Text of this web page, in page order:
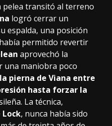
pelea transitó al terreno
logró cerrar un
espalda, una posición
permitido revertir
aprovechó la
una maniobra poco
pierna de Viana entre
hasta forzar la
La técnica,
Lock, nunca había sido